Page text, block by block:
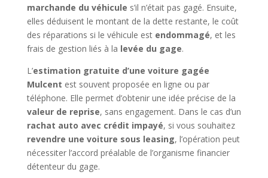
marchande du véhicule s’il n’était pas gagé. Ensuite,
elles déduisent le montant de la dette restante, le coût
des réparations si le véhicule est endommagé, et les
frais de gestion liés à la levée du gage.
L’estimation gratuite d’une voiture gagée
Mulcent est souvent proposée en ligne ou par
téléphone. Elle permet d’obtenir une idée précise de la
valeur de reprise, sans engagement. Dans le cas d’un
rachat auto avec crédit impayé, si vous souhaitez
revendre une voiture sous leasing, l’opération peut
nécessiter l’accord préalable de l’organisme financier
détenteur du gage.